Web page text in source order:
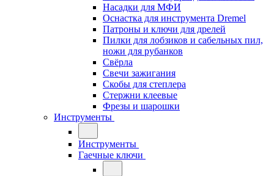
Насадки для МФИ
Оснастка для инструмента Dremel
Патроны и ключи для дрелей
Пилки для лобзиков и сабельных пил,
ножи для рубанков
Свёрла
Свечи зажигания
Скобы для степлера
Стержни клеевые
Фрезы и шарошки
Инструменты
Инструменты
Гаечные ключи